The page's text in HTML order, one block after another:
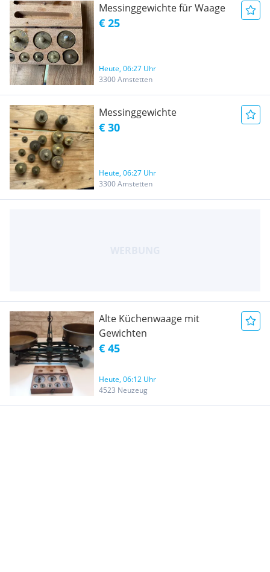
Messinggewichte für Waage
€ 25
Heute, 06:27 Uhr
3300 Amstetten
Messinggewichte
€ 30
Heute, 06:27 Uhr
3300 Amstetten
Alte Küchenwaage mit
Gewichten
€ 45
Heute, 06:12 Uhr
4523 Neuzeug